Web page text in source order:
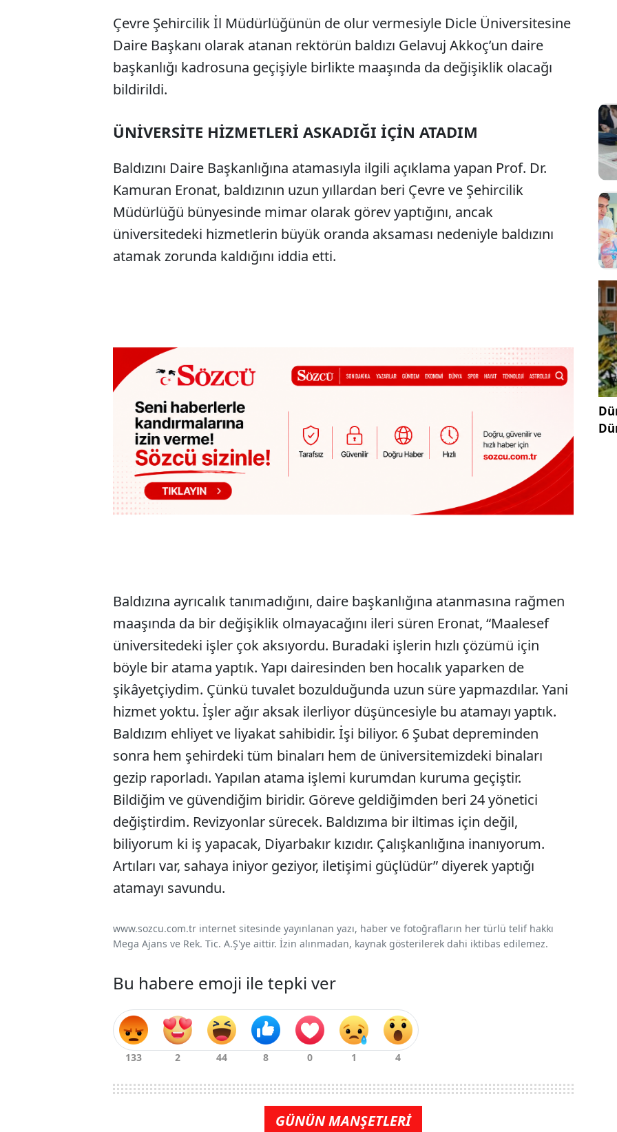
Çevre Şehircilik İl Müdürlüğünün de olur vermesiyle Dicle Üniversitesine
Daire Başkanı olarak atanan rektörün baldızı Gelavuj Akkoç’un daire
başkanlığı kadrosuna geçişiyle birlikte maaşında da değişiklik olacağı
bildirildi.
ÜNİVERSİTE HİZMETLERİ ASKADIĞI İÇİN ATADIM
Baldızını Daire Başkanlığına atamasıyla ilgili açıklama yapan Prof. Dr.
Kamuran Eronat, baldızının uzun yıllardan beri Çevre ve Şehircilik
Müdürlüğü bünyesinde mimar olarak görev yaptığını, ancak
üniversitedeki hizmetlerin büyük oranda aksaması nedeniyle baldızını
atamak zorunda kaldığını iddia etti.
Baldızına ayrıcalık tanımadığını, daire başkanlığına atanmasına rağmen
maaşında da bir değişiklik olmayacağını ileri süren Eronat, “Maalesef
üniversitedeki işler çok aksıyordu. Buradaki işlerin hızlı çözümü için
böyle bir atama yaptık. Yapı dairesinden ben hocalık yaparken de
şikâyetçiydim. Çünkü tuvalet bozulduğunda uzun süre yapmazdılar. Yani
hizmet yoktu. İşler ağır aksak ilerliyor düşüncesiyle bu atamayı yaptık.
Baldızım ehliyet ve liyakat sahibidir. İşi biliyor. 6 Şubat depreminden
sonra hem şehirdeki tüm binaları hem de üniversitemizdeki binaları
gezip raporladı. Yapılan atama işlemi kurumdan kuruma geçiştir.
Bildiğim ve güvendiğim biridir. Göreve geldiğimden beri 24 yönetici
değiştirdim. Revizyonlar sürecek. Baldızıma bir iltimas için değil,
biliyorum ki iş yapacak, Diyarbakır kızıdır. Çalışkanlığına inanıyorum.
Artıları var, sahaya iniyor geziyor, iletişimi güçlüdür” diyerek yaptığı
atamayı savundu.
www.sozcu.com.tr internet sitesinde yayınlanan yazı, haber ve fotoğrafların her türlü telif hakkı
Mega Ajans ve Rek. Tic. A.Ş'ye aittir. İzin alınmadan, kaynak gösterilerek dahi iktibas edilemez.
Bu habere emoji ile tepki ver
GÜNÜN MANŞETLERİ